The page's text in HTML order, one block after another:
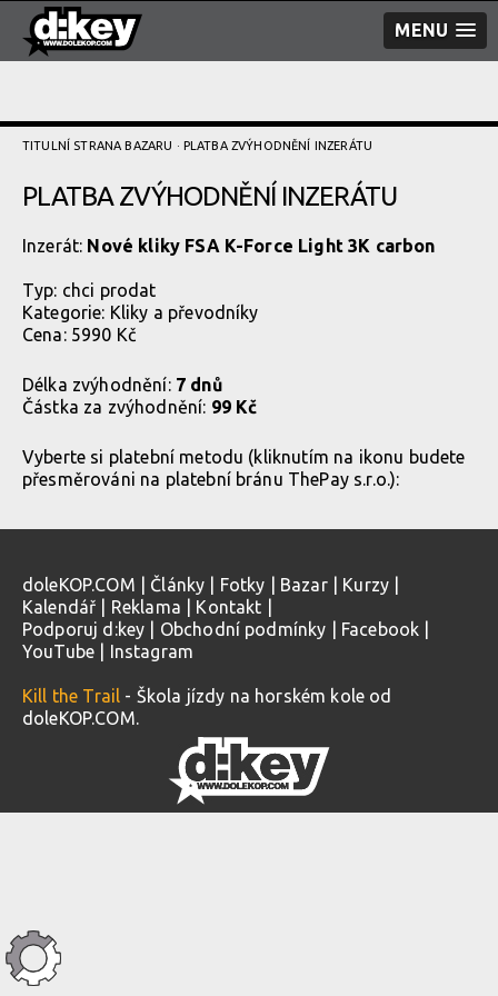
MENU
TITULNÍ STRANA BAZARU · PLATBA ZVÝHODNĚNÍ­ INZERÁTU
PLATBA ZVÝHODNĚNÍ­ INZERÁTU
Inzerát: Nové kliky FSA K-Force Light 3K carbon
Typ: chci prodat
Kategorie: Kliky a převodníky
Cena: 5990 Kč
Délka zvýhodnění: 7 dnů
Částka za zvýhodnění: 99 Kč
Vyberte si platební metodu (kliknutím na ikonu budete
přesměrováni na platební bránu ThePay s.r.o.):
doleKOP.COM Články Fotky Bazar| Kurzy
Kalendář
Reklama Kontakt
Podporuj d:key
Obchodní podmínky Facebook
YouTube
Instagram
Kill the Trail - Škola jízdy na horském kole od
doleKOP.COM.